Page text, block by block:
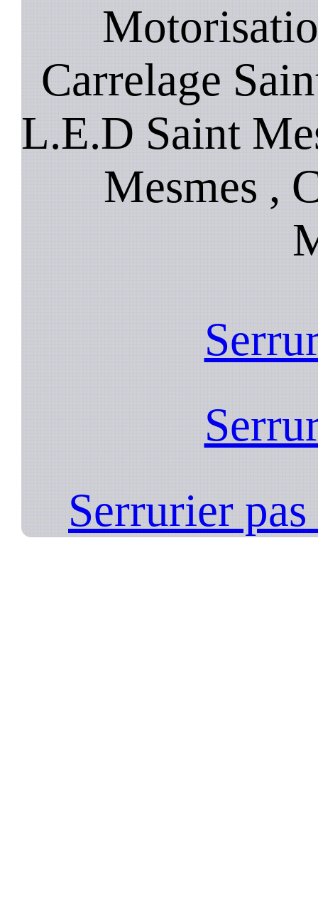
Carrelage
L.E.D Saint
Mesmes ,
Serrurier